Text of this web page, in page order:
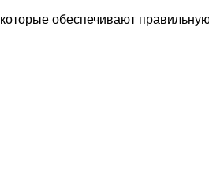
которые обеспечивают